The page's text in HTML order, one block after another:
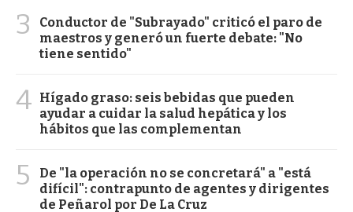
3
Conductor de "Subrayado" criticó el paro de
maestros y generó un fuerte debate: "No
tiene sentido"
4 Hígado graso: seis bebidas que pueden
ayudar a cuidar la salud hepática y los
hábitos que las complementan
5
De "la operación no se concretará" a "está
difícil": contrapunto de agentes y dirigentes
de Peñarol por De La Cruz